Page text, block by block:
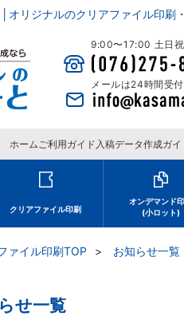
オリジナルのクリアファイル印刷
9:00〜17:00 土日
メールは24時間受付
ホーム ご利用ガイド 入稿データ作成ガイ
クリアファイル印刷
オンデマンド
(小ロット)
ァイル印刷TOP お知らせ一覧
せ一覧